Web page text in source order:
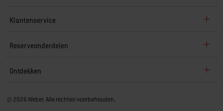
Klantenservice
Reserveonderdelen
Ontdekken
© 2026 Weber. Alle rechten voorbehouden.